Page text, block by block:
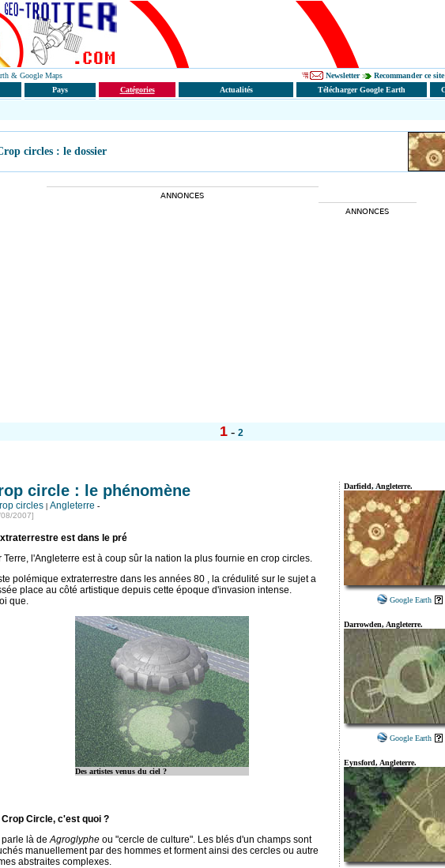
& Google Maps Newsletter
Recommander ce
Catégories Actualités Télécharger Google Earth
Pays
circles : le dossier
ANNONCES
ANNONCES
1- 2
circle : le phénomène
circles | Angleterre -
2007]
est dans le pré
Terre, l'Angleterre est à coup sûr la nation la plus fournie en crop circles.
polémique extraterrestre dans les années 80 , la crédulité sur le sujet a
place au côté artistique depuis cette époque d'invasion intense.
que.
Des artistes venus du ciel ?
Crop Circle, c'est quoi ?
parle là deAgroglyphe ou "cercle de culture". Les blés d'un champs sont
manuellement par des hommes et forment ainsi des cercles ou autre
abstraites complexes.
Darfield, Angleterre.
Google Earth
Darrowden, Angleterre.
Google Earth
Eynsford, Angleterre.